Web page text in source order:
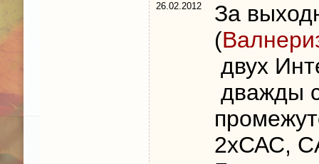
26.02.2012
За
(
двух
дважды
2хСАС,